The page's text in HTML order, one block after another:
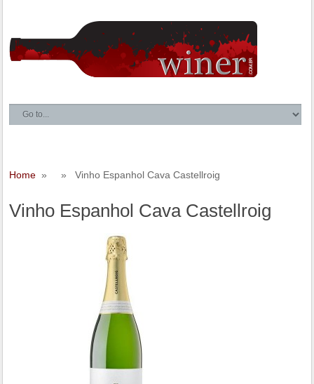
Home » » Vinho Espanhol Cava Castellroig
Vinho Espanhol Cava Castellroig